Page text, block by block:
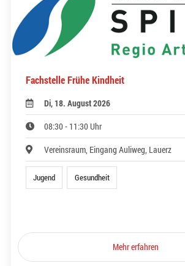
Fachstelle Frühe Kindheit
Di, 18. August 2026
08:30 - 11:30 Uhr
Vereinsraum, Eingang Auliweg, Lauerz
Jugend Gesundheit
Mehr erfahren